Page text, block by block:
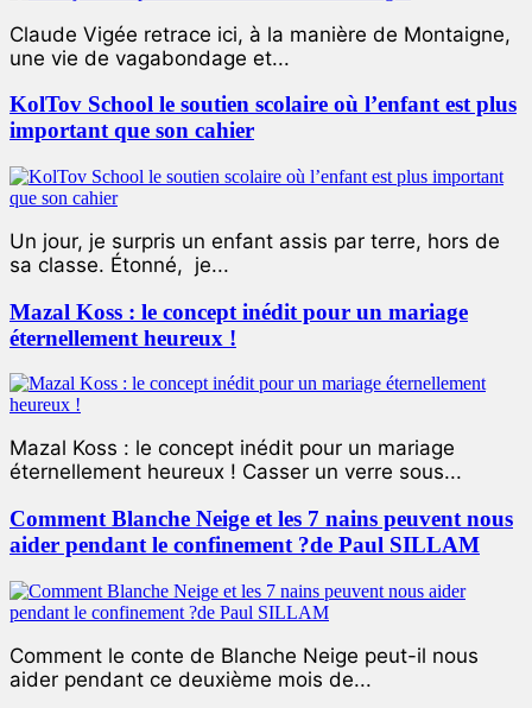
Claude Vigée retrace ici, à la manière de Montaigne,
une vie de vagabondage et...
KolTov School le soutien scolaire où l’enfant est plus
important que son cahier
Un jour, je surpris un enfant assis par terre, hors de
sa classe. Étonné, je...
Mazal Koss : le concept inédit pour un mariage
éternellement heureux !
Mazal Koss : le concept inédit pour un mariage
éternellement heureux ! Casser un verre sous...
Comment Blanche Neige et les 7 nains peuvent nous
aider pendant le confinement ?de Paul SILLAM
Comment le conte de Blanche Neige peut-il nous
aider pendant ce deuxième mois de...